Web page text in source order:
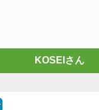
KOSEIさん